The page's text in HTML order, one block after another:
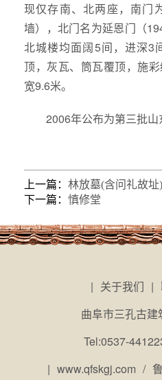
现仅存南、北两座，南门
墙），北门名为延恩门（
北城楼均面阔5间，进深3
顶，灰瓦、筒瓦覆顶，施
宽9.6米。
2006年公布为第三批山
上一篇： 林放墓(含问礼故址)
下一篇： 慎修堂
| 关于我们 |
曲阜市三孔古建
Tel:0537-
| www.qfskgj.com /